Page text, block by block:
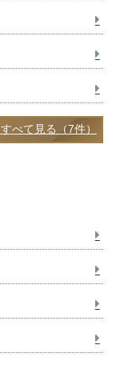
すべて見る（7件）